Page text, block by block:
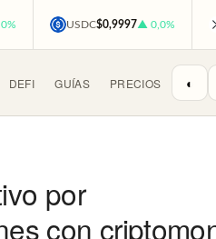
USDC$0,9997▲ 0,0%
DEFI GUÍAS PRECIOS ◐
por
con